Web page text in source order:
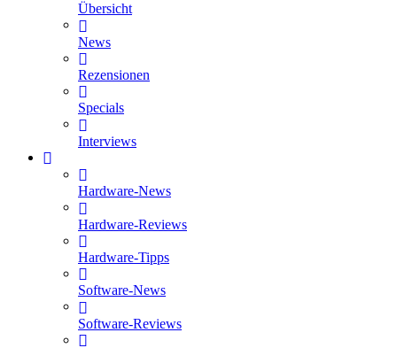
Übersicht
News
Rezensionen
Specials
Interviews
Hardware-News
Hardware-Reviews
Hardware-Tipps
Software-News
Software-Reviews